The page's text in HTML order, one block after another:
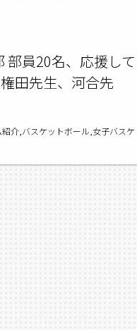
部員20名、応援して
田先生、河合先
紹介,バスケットボール,女子バスケ